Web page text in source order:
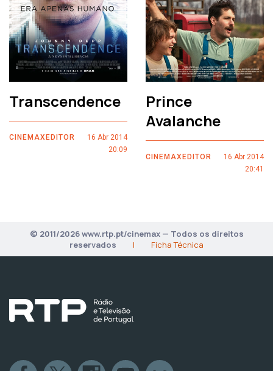
Transcendence
CINEMAXEDITOR
16 Abr 2014
20:09
Prince
Avalanche
CINEMAXEDITOR
16 Abr 2014
20:41
© 2011/2026 www.rtp.pt/cinemax — Todos os direitos
reservados
| Ficha Técnica